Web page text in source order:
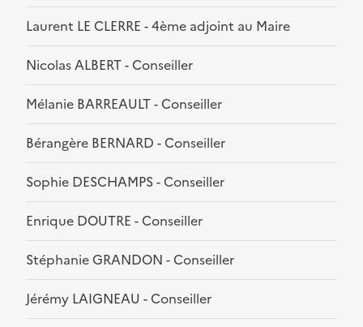
Laurent LE CLERRE - 4ème adjoint au Maire
Nicolas ALBERT - Conseiller
Mélanie BARREAULT - Conseiller
Bérangère BERNARD - Conseiller
Sophie DESCHAMPS - Conseiller
Enrique DOUTRE - Conseiller
Stéphanie GRANDON - Conseiller
Jérémy LAIGNEAU - Conseiller